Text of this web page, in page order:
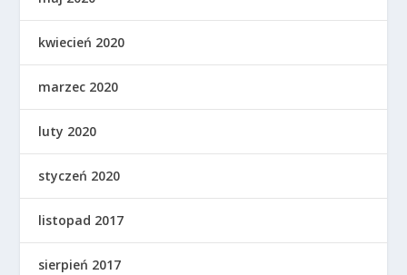
kwiecień 2020
marzec 2020
luty 2020
styczeń 2020
listopad 2017
sierpień 2017